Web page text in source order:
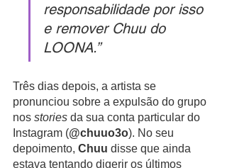
responsabilidade por isso
e remover Chuu do
LOONA.”
Três dias depois, a artista se
pronunciou sobre a expulsão do grupo
nos stories da sua conta particular do
Instagram (@chuuo3o). No seu
depoimento, Chuu disse que ainda
estava tentando digerir os últimos